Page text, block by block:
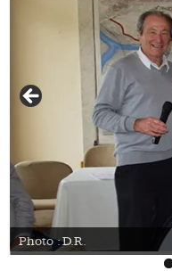
Photo : D.R.